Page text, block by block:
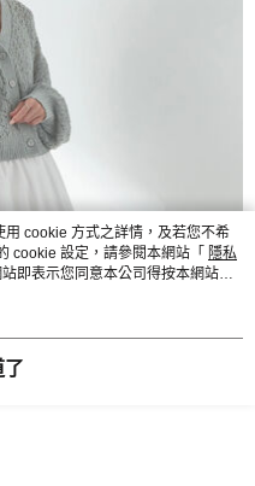
cookie 方式之詳情，及若您不希
cookie 設定，請參閱本網站「 隱私
即表示您同意本公司得按本網站使
了